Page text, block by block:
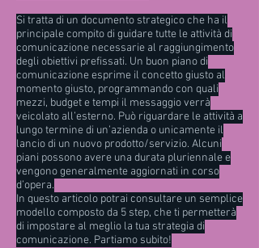
Si tratta di un documento strategico che ha il
principale compito di guidare tutte le attività di
comunicazione necessarie al raggiungimento
degli obiettivi prefissati. Un buon piano di
comunicazione esprime il concetto giusto al
momento giusto, programmando con quali
mezzi, budget e tempi il messaggio verrà
veicolato all’esterno. Può riguardare le attività a
lungo termine di un’azienda o unicamente il
lancio di un nuovo prodotto/servizio. Alcuni
piani possono avere una durata pluriennale e
vengono generalmente aggiornati in corso
d’opera.
In questo articolo potrai consultare un semplice
modello composto da 5 step, che ti permetterà
di impostare al meglio la tua strategia di
comunicazione. Partiamo subito!